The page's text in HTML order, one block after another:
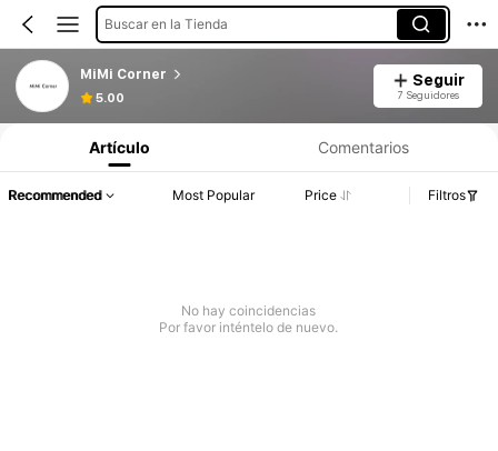
Buscar en la Tienda
MiMi Corner
5.00
Seguir
7 Seguidores
Artículo Comentarios
Recommended Most Popular Price Filtros
No hay coincidencias
Por favor inténtelo de nuevo.